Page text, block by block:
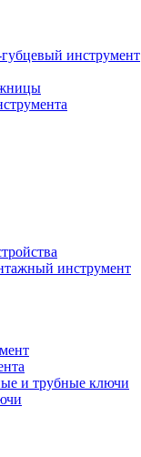
инструмент
инструмент
и трубные ключи